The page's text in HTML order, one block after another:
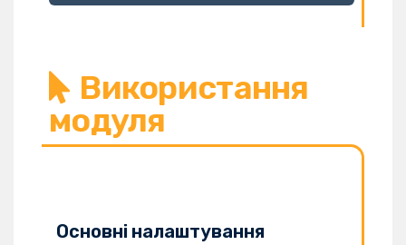
Використання
модуля
Основні налаштування